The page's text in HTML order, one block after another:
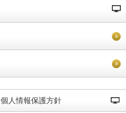
個人情報保護方針